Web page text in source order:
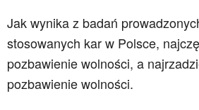
Jak wynika z badań
stosowanych kar w Polsce,
pozbawienie wolności, a
pozbawienie wolności.